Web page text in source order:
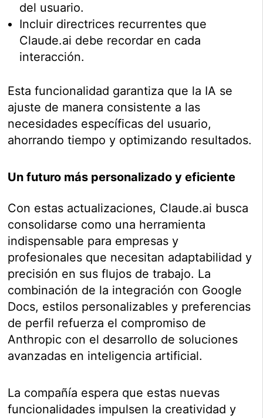
del usuario.
Incluir directrices recurrentes que
Claude.ai debe recordar en cada
interacción.
Esta funcionalidad garantiza que la IA se
ajuste de manera consistente a las
necesidades específicas del usuario,
ahorrando tiempo y optimizando resultados.
Un futuro más personalizado y eficiente
Con estas actualizaciones, Claude.ai busca
consolidarse como una herramienta
indispensable para empresas y
profesionales que necesitan adaptabilidad y
precisión en sus flujos de trabajo. La
combinación de la integración con Google
Docs, estilos personalizables y preferencias
de perfil refuerza el compromiso de
Anthropic con el desarrollo de soluciones
avanzadas en inteligencia artificial.
La compañía espera que estas nuevas
funcionalidades impulsen la creatividad y